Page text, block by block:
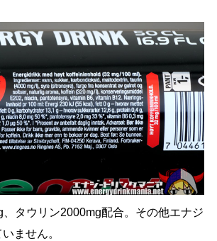
、タウリン2000mg配合。その他エナジ
ません。